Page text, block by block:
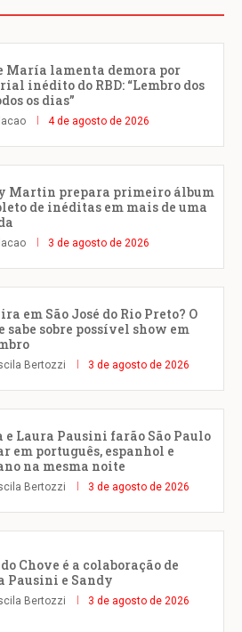
María lamenta demora por
inédito do RBD: “Lembro dos
os dias”
4 de agosto de 2026
Martin prepara primeiro álbum
de inéditas em mais de uma
3 de agosto de 2026
em São José do Rio Preto? O
sabe sobre possível show em
Bertozzi 3 de agosto de 2026
e Laura Pausini farão São Paulo
em português, espanhol e
na mesma noite
Bertozzi 3 de agosto de 2026
Chove é a colaboração de
Pausini e Sandy
Bertozzi 3 de agosto de 2026